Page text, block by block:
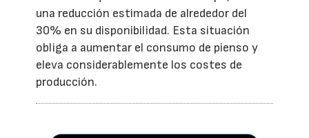
una reducción estimada de alrededor del
30% en su disponibilidad. Esta situación
obliga a aumentar el consumo de pienso y
eleva considerablemente los costes de
producción.